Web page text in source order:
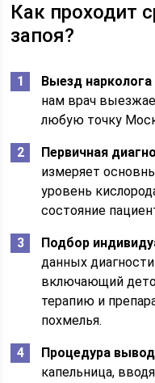
Как проходит
запоя?
Выезд
нам врач
любую точку
Первичная
измеряет
уровень
состояние
Подбор
данных
включающий
терапию и
похмелья.
Процедура
капельница,